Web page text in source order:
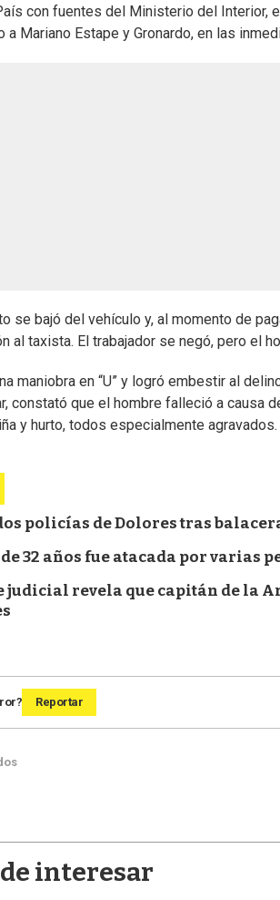
con fuentes del Ministerio del Interior,
Mariano Estape y Gronardo, en las
se bajó del vehículo y, al momento de
al taxista. El trabajador se negó, pero el
maniobra en “U” y logró embestir al
constató que el hombre falleció a causa
y hurto, todos especialmente agravados.
policías de Dolores tras
32 años fue atacada por varias
judicial revela que capitán de la
Reportar
interesar